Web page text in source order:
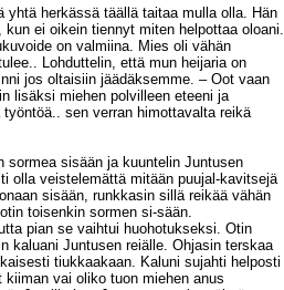
yhtä herkässä täällä taitaa mulla olla. Hän
ei oikein tiennyt miten helpottaa oloani.
on valmiina. Mies oli vähän
Lohduttelin, että mun heijaria on
jos oltaisiin jäädäksemme. – Oot vaan
lisäksi miehen polvilleen eteeni ja
sen verran himottavalta reikä
sormea sisään ja kuuntelin Juntusen
olla veistelemättä mitään puujal-kavitsejä
sisään, runkkasin sillä reikää vähän
toisenkin sormen si-sään.
pian se vaihtui huohotukseksi. Otin
kaluani Juntusen reiälle. Ohjasin terskaa
tiukkaakaan. Kaluni sujahti helposti
vai oliko tuon miehen anus